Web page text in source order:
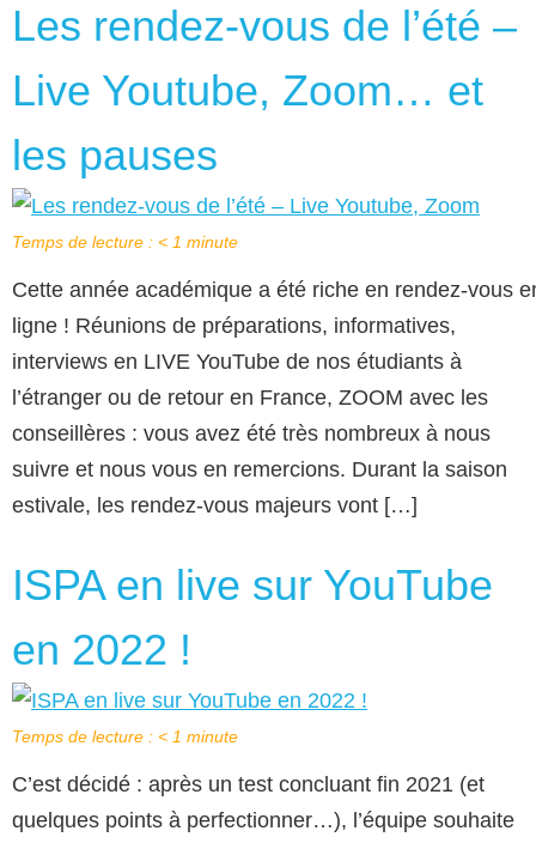
Les rendez-vous de l’été –
Live Youtube, Zoom… et
les pauses
Temps de lecture : < 1 minute
Cette année académique a été riche en rendez-vous
ligne ! Réunions de préparations, informatives,
interviews en LIVE YouTube de nos étudiants à
l’étranger ou de retour en France, ZOOM avec les
conseillères : vous avez été très nombreux à nous
suivre et nous vous en remercions. Durant la saison
estivale, les rendez-vous majeurs vont […]
ISPA en live sur YouTube
en 2022 !
Temps de lecture : < 1 minute
C’est décidé : après un test concluant fin 2021 (et
quelques points à perfectionner…), l’équipe souhaite